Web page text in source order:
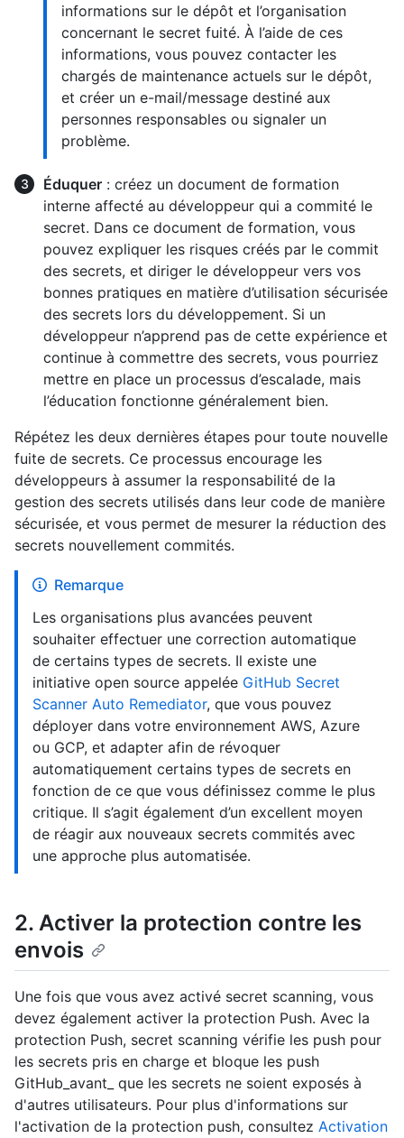
informations sur le dépôt et l’organisation
concernant le secret fuité. À l’aide de ces
informations, vous pouvez contacter les
chargés de maintenance actuels sur le dépôt,
et créer un e-mail/message destiné aux
personnes responsables ou signaler un
problème.
Éduquer : créez un document de formation
interne affecté au développeur qui a commité le
secret. Dans ce document de formation, vous
pouvez expliquer les risques créés par le commit
des secrets, et diriger le développeur vers vos
bonnes pratiques en matière d’utilisation sécurisée
des secrets lors du développement. Si un
développeur n’apprend pas de cette expérience et
continue à commettre des secrets, vous pourriez
mettre en place un processus d’escalade, mais
l’éducation fonctionne généralement bien.
Répétez les deux dernières étapes pour toute nouvelle
fuite de secrets. Ce processus encourage les
développeurs à assumer la responsabilité de la
gestion des secrets utilisés dans leur code de manière
sécurisée, et vous permet de mesurer la réduction des
secrets nouvellement commités.
Remarque
Les organisations plus avancées peuvent
souhaiter effectuer une correction automatique
de certains types de secrets. Il existe une
initiative open source appelée GitHub Secret
Scanner Auto Remediator, que vous pouvez
déployer dans votre environnement AWS, Azure
ou GCP, et adapter afin de révoquer
automatiquement certains types de secrets en
fonction de ce que vous définissez comme le plus
critique. Il s’agit également d’un excellent moyen
de réagir aux nouveaux secrets commités avec
une approche plus automatisée.
2. Activer la protection contre les
envois
Une fois que vous avez activé secret scanning, vous
devez également activer la protection Push. Avec la
protection Push, secret scanning vérifie les push pour
les secrets pris en charge et bloque les push
GitHub_avant_ que les secrets ne soient exposés à
d'autres utilisateurs. Pour plus d'informations sur
l'activation de la protection push, consultez Activation